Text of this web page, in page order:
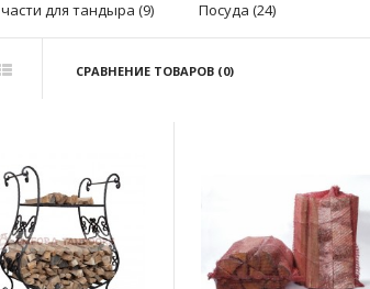
для тандыра (9)
Посуда (24)
СРАВНЕНИЕ ТОВАРОВ (0)
Большая дровница
15400 р.